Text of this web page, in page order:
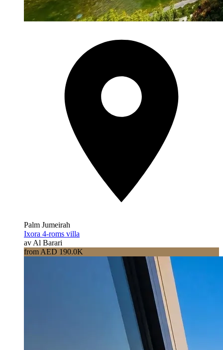
Palm Jumeirah
Ixora 4-roms villa
av Al Barari
from AED 190.0K